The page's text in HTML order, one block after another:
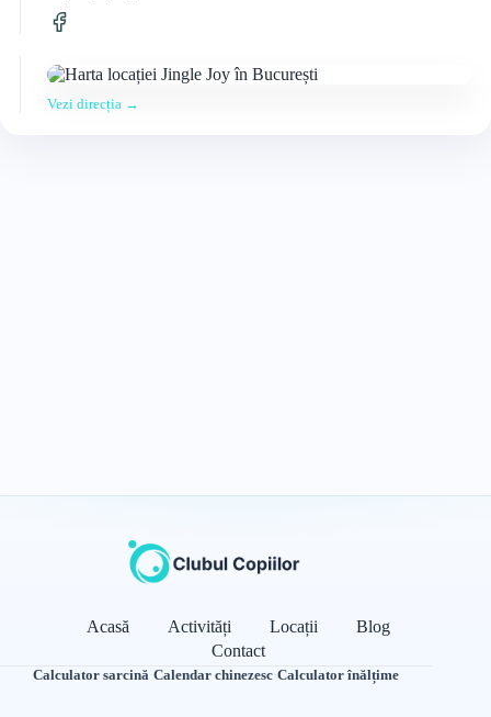
Vezi direcția →
Acasă Activități Locații
Blog
Contact
Calculator sarcină·Calendar chinezesc·Calculator înălțime